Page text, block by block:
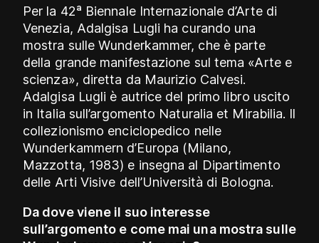
Per la 42ª Biennale Internazionale d’Arte di
Venezia, Adalgisa Lugli ha curando una
mostra sulle Wunderkammer, che è parte
della grande manifestazione sul tema «Arte e
scienza», diretta da Maurizio Calvesi.
Adalgisa Lugli è autrice del primo libro uscito
in Italia sull’argomento Naturalia et Mirabilia. Il
collezionismo enciclopedico nelle
Wunderkammern d’Europa (Milano,
Mazzotta, 1983) e insegna al Dipartimento
delle Arti Visive dell’Università di Bologna.
Da dove viene il suo interesse
sull’argomento e come mai una mostra sulle